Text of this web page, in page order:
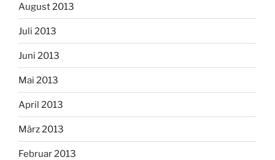
August 2013
Juli 2013
Juni 2013
Mai 2013
April 2013
März 2013
Februar 2013